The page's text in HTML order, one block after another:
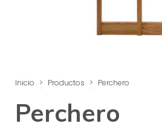
Inicio > Productos > Perchero
Perchero